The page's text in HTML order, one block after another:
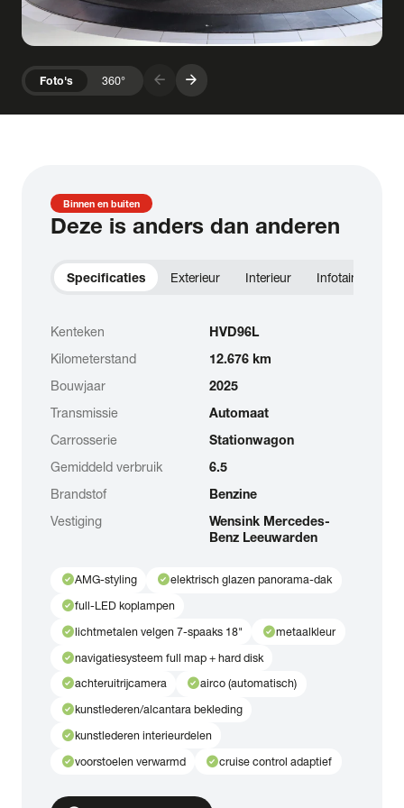
Foto's 360° arrow_forward arrow_forward
Binnen en buiten
Deze is anders dan anderen
Specificaties Exterieur Interieur Infotainment
Kenteken
HVD96L
Kilometerstand
12.676 km
Bouwjaar
2025
Transmissie
Automaat
Carrosserie
Stationwagon
Gemiddeld verbruik
6.5
Brandstof
Benzine
Vestiging
Wensink Mercedes-
Benz Leeuwarden
check_circleAMG-styling check_circleelektrisch glazen panorama-dak
check_circlefull-LED koplampen
check_circlelichtmetalen velgen 7-spaaks 18" check_circlemetaalkleur
check_circlenavigatiesysteem full map + hard disk
check_circleachteruitrijcamera check_circleairco (automatisch)
check_circlekunstlederen/alcantara bekleding
check_circlekunstlederen interieurdelen
check_circlevoorstoelen verwarmd check_circlecruise control adaptief